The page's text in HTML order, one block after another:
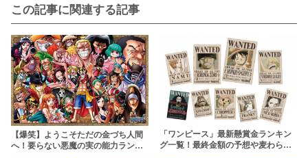
この記事に関連する記事
【爆笑】ようこそただの金づち人間
へ！要らない悪魔の実の能力ランキ
「ワンピース」最新懸賞金ランキン
グ一覧！最終金額の予想や麦わらの